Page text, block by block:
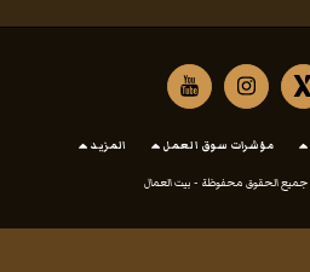
مؤشرات سوق العمل المزيد
بيت العمال